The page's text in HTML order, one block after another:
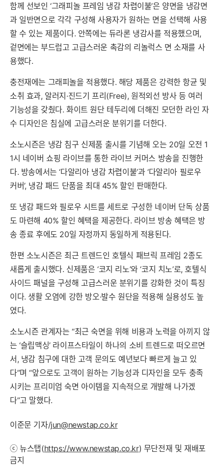
함께 선보인 ‘그래피놀 프레임 냉감 차렵이불’은 양면을 냉감면
과 일반면으로 각각 구성해 사용자가 원하는 면을 선택해 사용
할 수 있는 제품이다. 안쪽에는 듀라론 냉감사를 적용했으며,
겉면에는 부드럽고 고급스러운 촉감의 리놀럭스 면 소재를 사
용했다.
충전재에는 그래피놀을 적용했다. 해당 제품은 강력한 항균 및
소취 효과, 알러지·진드기 프리(Free), 원적외선 방사 등 여러
기능성을 갖췄다. 화이트 원단 테두리에 더해진 모던한 라인 자
수 디자인은 침실에 고급스러운 분위기를 더한다.
소노시즌은 냉감 침구 신제품 출시를 기념해 오는 20일 오전 1
1시 네이버 쇼핑 라이브를 통한 라이브 커머스 방송을 진행한
다. 방송에서는 ‘다알리아 냉감 차렵이불’과 ‘다알리아 필로우
커버’, 냉감 패드 단품을 최대 45% 할인 판매한다.
또 냉감 패드와 필로우 시트를 세트로 구성한 네이버 단독 상품
도 마련해 40% 할인 혜택을 제공한다. 라이브 방송 혜택은 방
송 종료 후에도 20일 자정까지 동일하게 적용된다.
한편 소노시즌은 최근 트렌드인 호텔식 패브릭 프레임 2종도
새롭게 출시했다. 신제품은 ‘코지 리노’와 ‘코지 치노’로, 호텔식
사이드 패널을 구성해 고급스러운 분위기를 강화한 것이 특징
이다. 생활 오염에 강한 방오·발수 원단을 적용해 실용성도 높
였다.
소노시즌 관계자는 “최근 숙면을 위해 비용과 노력을 아끼지 않
는 ‘슬립맥싱’ 라이프스타일이 하나의 소비 트렌드로 떠오르면
서, 냉감 침구에 대한 고객 문의도 예년보다 빠르게 늘고 있
다”며 “앞으로도 고객이 원하는 기능성과 디자인을 모두 충족
시키는 프리미엄 숙면 아이템을 지속적으로 개발해 나가겠
다”고 말했다.
이준문 기자/jun@newstap.co.kr
ⓒ 뉴스탭(https://www.newstap.co.kr) 무단전재 및 재배포
금지